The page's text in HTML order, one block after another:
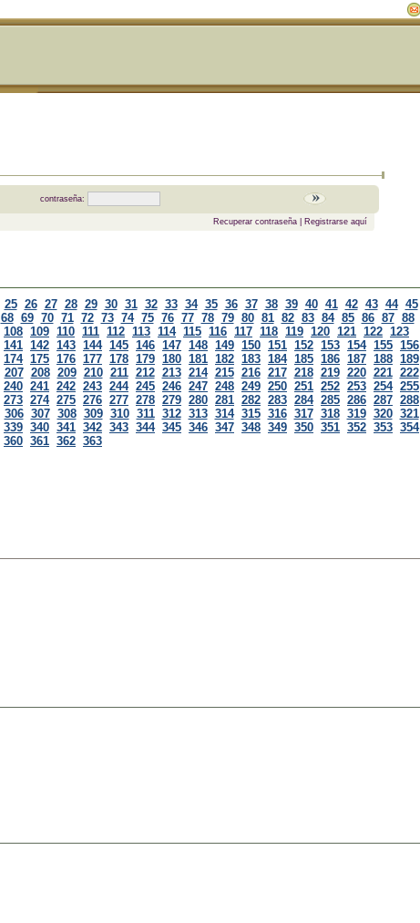
contraseña:
Recuperar contraseña| Registrarse aquí
25 26 27 28 29 30 31 32 33 34 35 36 37 38 39 40 41 42 43 44 45
68 69 70 71 72 73 74 75 76 77 78 79 80 81 82 83 84 85 86 87 88
108 109 110 111 112 113 114 115 116 117 118 119 120 121 122 123
141 142 143 144 145 146 147 148 149 150 151 152 153 154 155 156
174 175 176 177 178 179 180 181 182 183 184 185 186 187 188 189
207 208 209 210 211 212 213 214 215 216 217 218 219 220 221 222
240 241 242 243 244 245 246 247 248 249 250 251 252 253 254 255
273 274 275 276 277 278 279 280 281 282 283 284 285 286 287 288
306 307 308 309 310 311 312 313 314 315 316 317 318 319 320 321
339 340 341 342 343 344 345 346 347 348 349 350 351 352 353 354
360 361 362 363